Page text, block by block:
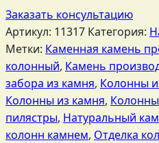
Заказать консультацию
Артикул: 11317 Категория:
Метки: Каменная камень
колонный, Камень
забора из камня, Колонны
Колонны из камня,
пилястры, Натуральный
колонн камнем, Отделка